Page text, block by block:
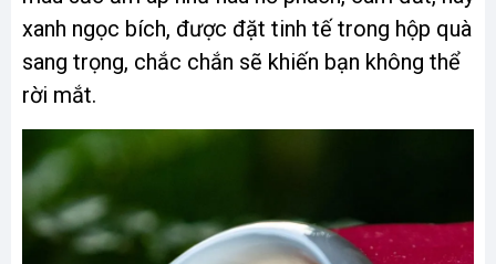
xanh ngọc bích, được đặt tinh tế trong hộp quà
sang trọng, chắc chắn sẽ khiến bạn không thể
rời mắt.